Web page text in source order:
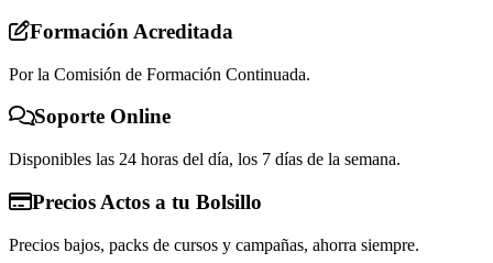
Formación Acreditada
Por la Comisión de Formación Continuada.
Soporte Online
Disponibles las 24 horas del día, los 7 días de la semana.
Precios Actos a tu Bolsillo
Precios bajos, packs de cursos y campañas, ahorra siempre.